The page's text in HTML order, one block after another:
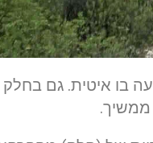
בו איטית. גם בחלק
ממשיך.